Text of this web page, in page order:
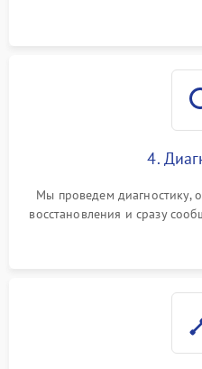
4.
Мы проведем диагностику,
восстановления и сразу